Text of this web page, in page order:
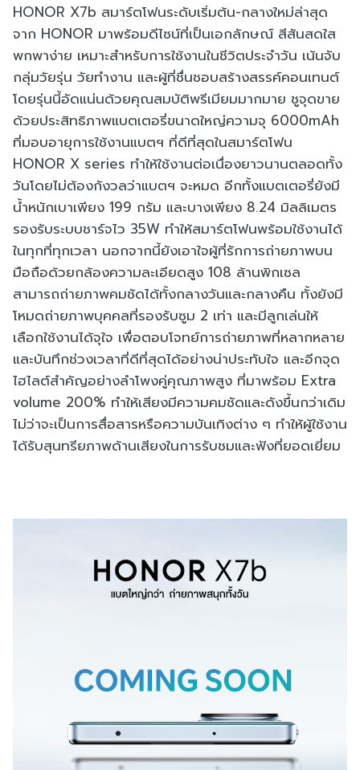
HONOR X7b สมาร์ตโฟนระดับเริ่มต้น-กลางใหม่ล่าสุด
จาก HONOR มาพร้อมดีไซน์ที่เป็นเอกลักษณ์ สีสันสดใส
พกพาง่าย เหมาะสำหรับการใช้งานในชีวิตประจำวัน เน้นจับ
กลุ่มวัยรุ่น วัยทำงาน และผู้ที่ชื่นชอบสร้างสรรค์คอนเทนต์
โดยรุ่นนี้อัดแน่นด้วยคุณสมบัติพรีเมียมมากมาย ชูจุดขาย
ด้วยประสิทธิภาพแบตเตอรี่ขนาดใหญ่ความจุ 6000mAh
ที่มอบอายุการใช้งานแบตฯ ที่ดีที่สุดในสมาร์ตโฟน
HONOR X series ทำให้ใช้งานต่อเนื่องยาวนานตลอดทั้ง
วันโดยไม่ต้องกังวลว่าแบตฯ จะหมด อีกทั้งแบตเตอรี่ยังมี
น้ำหนักเบาเพียง 199 กรัม และบางเพียง 8.24 มิลลิเมตร
รองรับระบบชาร์จไว 35W ทำให้สมาร์ตโฟนพร้อมใช้งานได้
ในทุกที่ทุกเวลา นอกจากนี้ยังเอาใจผู้ที่รักการถ่ายภาพบน
มือถือด้วยกล้องความละเอียดสูง 108 ล้านพิกเซล
สามารถถ่ายภาพคมชัดได้ทั้งกลางวันและกลางคืน ทั้งยังมี
โหมดถ่ายภาพบุคคลที่รองรับซูม 2 เท่า และมีลูกเล่นให้
เลือกใช้งานได้จุใจ เพื่อตอบโจทย์การถ่ายภาพที่หลากหลาย
และบันทึกช่วงเวลาที่ดีที่สุดได้อย่างน่าประทับใจ และอีกจุด
ไฮไลต์สำคัญอย่างลำโพงคู่คุณภาพสูง ที่มาพร้อม Extra
volume 200% ทำให้เสียงมีความคมชัดและดังขึ้นกว่าเดิม
ไม่ว่าจะเป็นการสื่อสารหรือความบันเทิงต่าง ๆ ทำให้ผู้ใช้งาน
ได้รับสุนทรียภาพด้านเสียงในการรับชมและฟังที่ยอดเยี่ยม